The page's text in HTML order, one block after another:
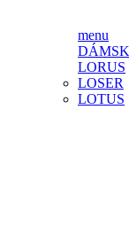
menu
LORUS
LOSER
LOTUS